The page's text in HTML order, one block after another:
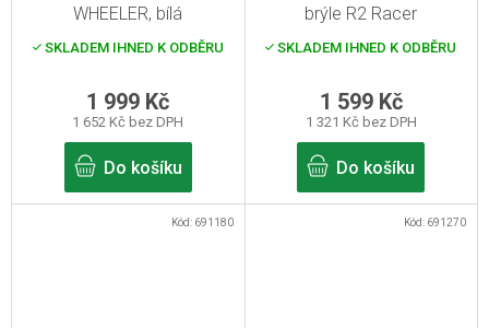
WHEELER, bílá
SKLADEM IHNED K ODBĚRU
1 652 Kč bez DPH
1 999 Kč
Do košíku
brýle R2 Racer
SKLADEM IHNED K ODBĚRU
1 321 Kč bez DPH
1 599 Kč
Do košíku
Kód: 691180 Kód: 691270